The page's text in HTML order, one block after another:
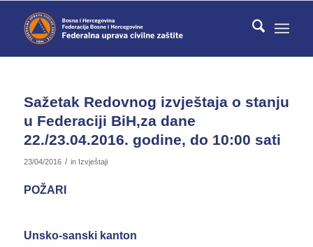
Sažetak Redovnog izvještaja o stanju
u Federaciji BiH,za dane
22./23.04.2016. godine, do 10:00 sati
23/04/2016 / in Izvještaji
POŽARI
Unsko-sanski kanton